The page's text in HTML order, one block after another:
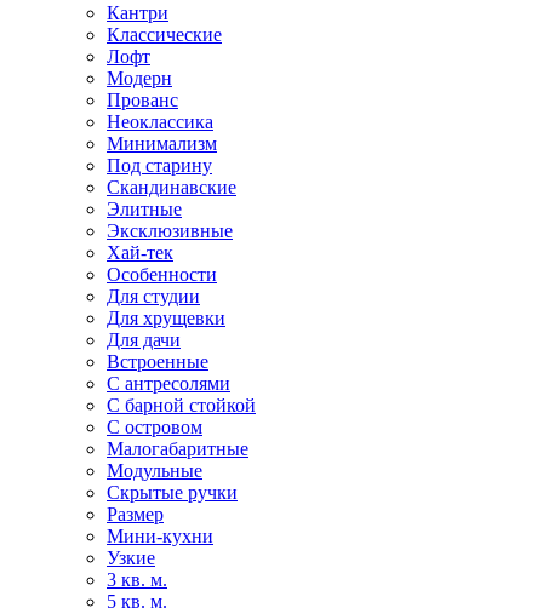
Кантри
Классические
Лофт
Модерн
Прованс
Неоклассика
Минимализм
Под старину
Скандинавские
Элитные
Эксклюзивные
Хай-тек
Особенности
Для студии
Для хрущевки
Для дачи
Встроенные
С антресолями
С барной стойкой
С островом
Малогабаритные
Модульные
Скрытые ручки
Размер
Мини-кухни
Узкие
3 кв. м.
5 кв. м.